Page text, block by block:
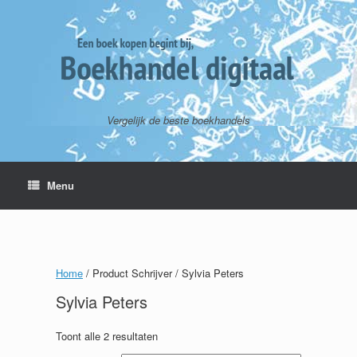
Vergelijk de beste boekhandels
Menu
Home / Product Schrijver / Sylvia Peters
Sylvia Peters
Toont alle 2 resultaten